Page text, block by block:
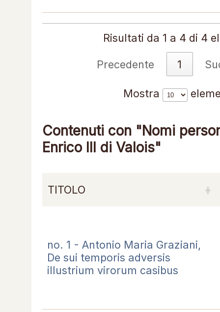
Risultati da 1 a 4 di 4
Precedente 1
Mostra
Contenuti con "Nomi
Enrico III di Valois"
TITOLO
no. 1 - Antonio Maria Graziani,
De sui temporis adversis
illustrium virorum casibus